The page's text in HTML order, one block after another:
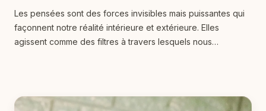
Les pensées sont des forces invisibles mais puissantes qui
façonnent notre réalité intérieure et extérieure. Elles
agissent comme des filtres à travers lesquels nous
j'explore la relation entre nos pensées, nos croyances, nos